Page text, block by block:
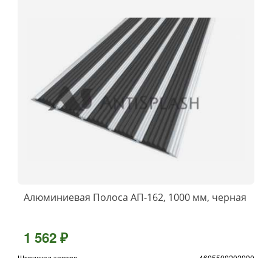
Алюминиевая Полоса АП-162, 1000 мм, черная
1 562 ₽